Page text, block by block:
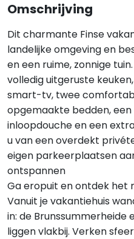
Omschrijving
Dit charmante Finse
landelijke omgeving en
en een ruime, zonnige
volledig uitgeruste
smart-tv, twee
opgemaakte bedden,
inloopdouche en een
u van een overdekt
eigen parkeerplaatsen
ontspannen
Ga eropuit en ontdek het
Vanuit je vakantiehuis
in: de Brunssummerheide
liggen vlakbij. Verken